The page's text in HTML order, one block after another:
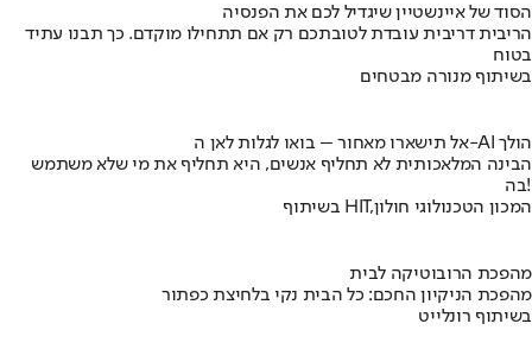
הסוד של איינשטיין שיגדיל לכם את הפנסיה
הריבית דריבית עובדת לטובתכם רק אם תתחילו מוקדם. כך תבנו עתיד
בטוח
בשיתוף מנורה מבטחים
אל תישארו מאחור – בואו לגלות לאן ה-AI הולך
הבינה המלאכותית לא תחליף אנשים, היא תחליף את מי שלא משתמש
בה!
בשיתוף HIT,המכון הטכנולוגי חולון
מהפכת הרובוטיקה לבית
מהפכת הניקיון החכם: כל הבית נקי בלחיצת כפתור
בשיתוף רונלייט